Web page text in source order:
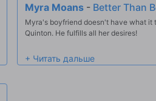
Myra Moans - Better Than
Myra's boyfriend doesn't have what it
Quinton. He fulfills all her desires!